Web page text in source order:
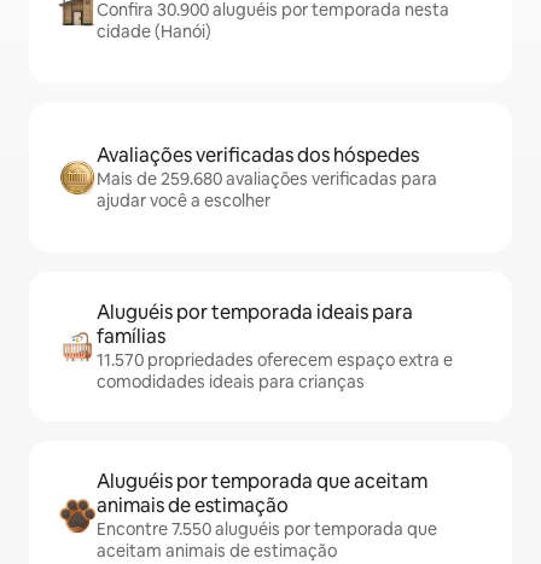
Confira 30.900 aluguéis por temporada nesta
cidade (Hanói)
Avaliações verificadas dos hóspedes
Mais de 259.680 avaliações verificadas para
ajudar você a escolher
Aluguéis por temporada ideais para
famílias
11.570 propriedades oferecem espaço extra e
comodidades ideais para crianças
Aluguéis por temporada que aceitam
animais de estimação
Encontre 7.550 aluguéis por temporada que
aceitam animais de estimação